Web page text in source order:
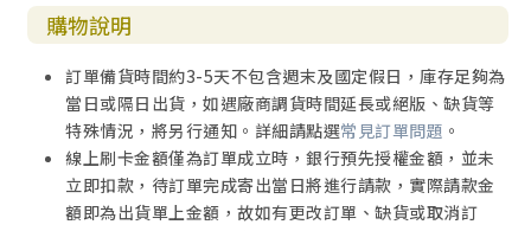
購物說明
訂單備貨時間約3-5天不包含週末及國定假日，庫存足夠為
當日或隔日出貨，如遇廠商調貨時間延長或絕版、缺貨等
特殊情況，將另行通知。詳細請點選常見訂單問題 。
線上刷卡金額僅為訂單成立時，銀行預先授權金額，並未
立即扣款，待訂單完成寄出當日將進行請款，實際請款金
額即為出貨單上金額，故如有更改訂單、缺貨或取消訂